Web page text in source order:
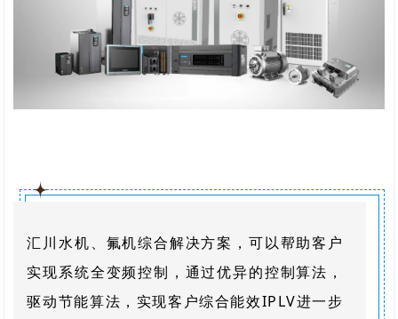
汇川水机、氟机综合解决方案，可以帮助客户
实现系统全变频控制，通过优异的控制算法，
驱动节能算法，实现客户综合能效IPLV进一步